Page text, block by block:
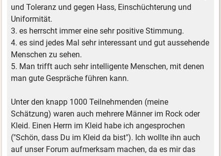
und Toleranz und gegen Hass, Einschüchterung und
Uniformität.
3. es herrscht immer eine sehr positive Stimmung.
4. es sind jedes Mal sehr interessant und gut aussehende
Menschen zu sehen.
5. Man trifft auch sehr intelligente Menschen, mit denen
man gute Gespräche führen kann.
Unter den knapp 1000 Teilnehmenden (meine
Schätzung) waren auch mehrere Männer im Rock oder
Kleid. Einen Herrn im Kleid habe ich angesprochen
("Schön, dass Du im Kleid da bist"). Ich wollte ihn auch
auf unser Forum aufmerksam machen, da es mir das